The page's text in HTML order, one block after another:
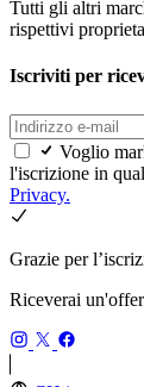
Tutti gli altri
rispettivi
Iscriviti per
Voglio
l'iscrizione in
Privacy.
Grazie per
Riceverai